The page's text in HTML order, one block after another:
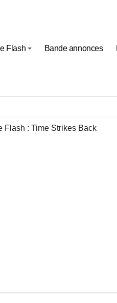
Flash Bande annonces
Flash : Time Strikes Back